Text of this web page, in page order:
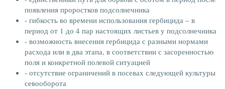
появления проростков подсолнечника
- гибкость во времени использования гербицида – в
период от 1 до 4 пар настоящих листьев у подсолнечника
- возможность внесения гербицида с разными нормами
расхода или в два этапа, в соответствии с засоренностью
поля и конкретной полевой ситуацией
- отсутствие ограничений в посевах следующей культуры
севооборота